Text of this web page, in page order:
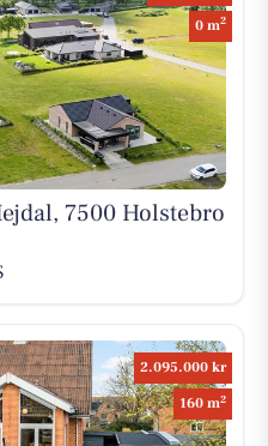
0 m2
7500 Holstebro
2.095.000 kr
160 m2